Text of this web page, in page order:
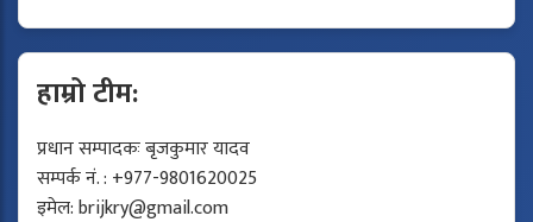
हाम्रो टीम:
प्रधान सम्पादकः बृजकुमार यादव
सम्पर्क नं. : +977-9801620025
इमेल:brijkry@gmail.com